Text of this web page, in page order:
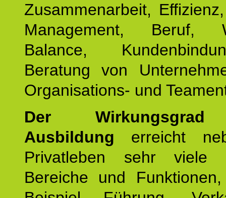
Zusammenarbeit,
Management, Beruf,
Balance,
Beratung von
Organisations- und
Der
Ausbildung erreicht
Privatleben sehr viele
Bereiche und